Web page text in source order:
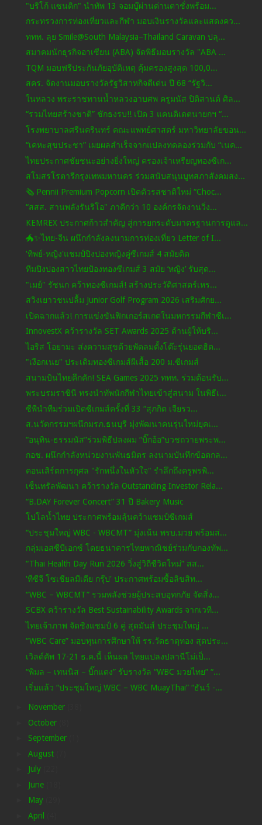
"บริโก้ แซนติก" นำทัพ 13 จอมบู๊ผ่านด่านตาชั่งพร้อม...
กระทรวงการท่องเที่ยวและกีฬา มอบเงินรางวัลและแสดงคว...
ททท. ลุย Smile@South Malaysia–Thailand Caravan ปลุ...
สมาคมนักธุรกิจอาเซียน (ABA) จัดพิธีมอบรางวัล "ABA ...
TQM มอบฟรีประกันภัยอุบัติเหตุ คุ้มครองสูงสุด 100,0...
สคร. จัดงานมอบรางวัลรัฐวิสาหกิจดีเด่น ปี 68 “รัฐวิ...
ในหลวง พระราชทานน้ำหลวงอาบศพ ครูมนัส ปิติสานต์ ศิล...
“รวมไทยสร้างชาติ” ชักธงรบ!! เปิด 3 แคนดิเดตนายกฯ “...
โรงพยาบาลศรีนครินทร์ คณะแพทย์ศาสตร์ มหาวิทยาลัยขอน...
“เคหะสุขประชา” เผยผลสำเร็จจากแปลงทดลองร่วมกับ “เนค...
ไทยประกาศชัยชนะอย่างยิ่งใหญ่ ครองเจ้าเหรียญทองซีเก...
สโมสรโรตารีกรุงเทพมหานคร ร่วมสนับสนุนบูทสภาสังคมสง...
🗞️ Pennii Premium Popcorn เปิดตัวรสชาติใหม่ “Choc...
“สสส. สานพลังรันริโอ" ภาคีกว่า 10 องค์กรจัดงานวิ่ง...
KEMREX ประกาศก้าวสำคัญ สู่การยกระดับมาตรฐานการดูแล...
🐲✨ไทย-จีน ผนึกกำลังลงนามการท่องเที่ยว Letter of I...
'ทิพย์-หญิง'แชมป์ปิงปองหญิงคู่ซีเกมส์ 4 สมัยติด
ทีมปิงปองสาวไทยป้องทองซีเกมส์ 3 สมัย ‘หญิง’ รับสุด...
"เมย์" รัชนก คว้าทองซีเกมส์! สร้างประวัติศาสตร์เหร...
สวิงเยาวชนปลื้ม Junior Golf Program 2026 เสริมศักย...
เปิดฉากแล้ว! การแข่งขันฟิกเกอร์สเกตในมหกรรมกีฬาซีเ...
InnovestX คว้ารางวัล SET Awards 2025 ด้านผู้ให้บริ...
ไอริส โอยามะ ส่งความสุขด้วยพัดลมตั้งโต๊ะรุ่นยอดฮิต...
"เงือกเนย" ประเดิมทองซีเกมส์ผีเสื้อ 200 ม.ซีเกมส์
สนามบินไทยคึกคัก! SEA Games 2025 ททท. ร่วมต้อนรับ...
พระบรมราชินี ทรงนำทัพนักกีฬาไทยเข้าสู่สนาม ในพิธีเ...
ซีพีนำทีมร่วมเปิดซีเกมส์ครั้งที่ 33 “สุภกิต เจียรว...
ส.นวัตกรรมฯผนึกมรภ.ธนบุรี มุ่งพัฒนาคนรุ่นใหม่ยุคเ...
“อนุทิน-ธรรมนัส”ร่วมพิธีปลงผม “บิ๊กอ้อ”บวชถวายพระพ...
กอช. ผนึกกำลังหน่วยงานพันธมิตร ลงนามบันทึกข้อตกล...
คอนเสิร์ตการกุศล "รักหนึ่งในหัวใจ" รำลึกถึงครูพรพิ...
เซ็นทรัลพัฒนา คว้ารางวัล Outstanding Investor Rela...
“B.DAY Forever Concert” 31 ปี Bakery Music
โปโลน้ำไทย ประกาศพร้อมลุ้นคว้าแชมป์ซีเกมส์
“ประชุมใหญ่ WBC - WBCMT” มุ่งเน้น พรบ.มวย พร้อมส่...
กลุ่มเอสซีบีเอกซ์ โดยธนาคารไทยพาณิชย์ร่วมกับกองทัพ...
“Thai Health Day Run 2026 วิ่งสู่วิถีชีวิตใหม่” สส...
'ทีซีจี โซเชียลมีเดีย กรุ๊ป' ประกาศพร้อมซื้อลิขสิท...
“WBC – WBCMT” รวมพลังช่วยผู้ประสบอุทกภัย จัดสิ่ง...
SCBX คว้ารางวัล Best Sustainability Awards จากเวที...
ไทยเจ้าภาพ จัดชิงแชมป์ 6 คู่ สุดมันส์ ประชุมใหญ่ ...
“WBC Care” มอบทุนการศึกษาให้ รร.วัดธาตุทอง สุดประ...
เวิลด์คัพ 17-21 ธ.ค.นี้ เห็นผล ไทยแปลงปลานีโม่เป็...
“พิมล – เทนนิส – บิ๊กแดง” รับรางวัล “WBC มวยไทย” “...
เริ่มแล้ว “ประชุมใหญ่ WBC – WBC MuayThai” “ธันว์ -...
November
October
September
August
July
June
May
April